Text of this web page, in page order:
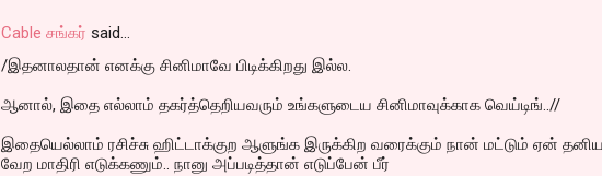
Cable சங்கர் said…
/இதனாலதான் எனக்கு சினிமாவே பிடிக்கிறது இல்ல.
ஆனால், இதை எல்லாம் தகர்த்தெறியவரும் உங்களுடைய சினிமாவுக்காக வெய்டிங்..//
இதையெல்லாம் ரசிச்சு ஹிட்டாக்குற ஆளுங்க இருக்கிற வரைக்கும் நான் மட்டும் ஏன்
வேற மாதிரி எடுக்கணும்.. நானு அப்படித்தான் எடுப்பேன் பீர்